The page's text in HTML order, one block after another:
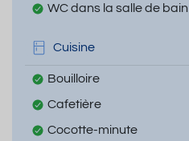
WC dans la salle de bain
Cuisine
Bouilloire
Cafetière
Cocotte-minute